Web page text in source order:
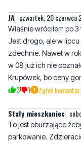
JA czwartek, 20 czerwca
Właśnie wróciłem po
Jest drogo, ale w
zdechnie. Nawet w
w 08 już ich nie
Krupówek, bo ceny
3 1 Zgłoś
Stały mieszkaniec
To jest oburzające
parkowanie.